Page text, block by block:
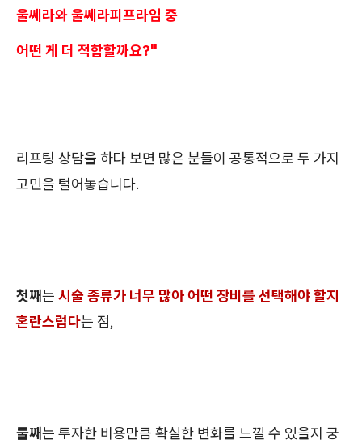
울쎄라와 울쎄라피프라임 중
어떤 게 더 적합할까요?"
리프팅 상담을 하다 보면 많은 분들이 공통적으로 두 가지
고민을 털어놓습니다.
첫째는 시술 종류가 너무 많아 어떤 장비를 선택해야 할지
혼란스럽다는 점,
둘째는 투자한 비용만큼 확실한 변화를 느낄 수 있을지 궁